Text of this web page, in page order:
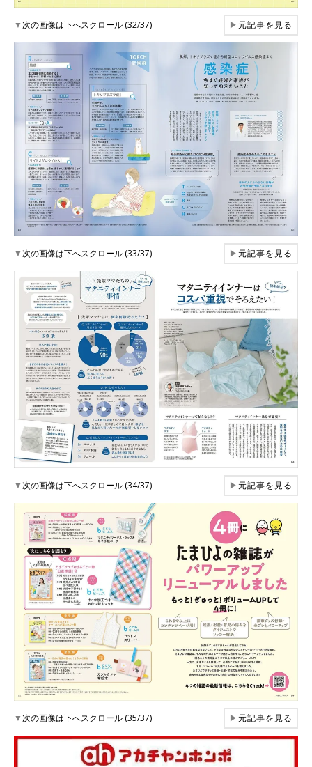
▼次の画像は下へスクロール (32/37) ▶元記事を見る
▼次の画像は下へスクロール (33/37) ▶元記事を見る
▼次の画像は下へスクロール (34/37) ▶元記事を見る
▼次の画像は下へスクロール (35/37) ▶元記事を見る